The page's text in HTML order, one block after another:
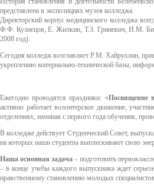
представлена в экспозициях музея колледжа.
Директорский корпус медицинского колледжа
Ф.Ф. Кузнецов, Е. Жилкин, Т.З. Гриневич, И.М.
2008 год).
Сегодня колледж возглавляет Р.М. Хайруллин,
укреплению материально-технической базы,
Ежегодно проводятся праздники: «Посвящение
активно работает волонтерское движение,
отделениях, начиная с первого года обучения,
В колледже действует Студенческий Совет,
на которых наши студенты выплескивают свою
Наша основная задача – подготовить
– в конце учебы каждого выпускника ждет
нравственному становлению молодых